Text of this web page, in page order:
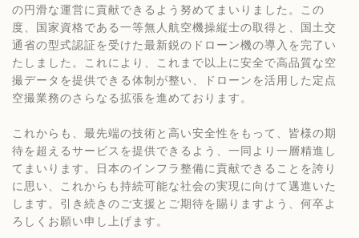
の円滑な運営に貢献できるよう努めてまいりました。この
度、国家資格である一等無人航空機操縦士の取得と、国土交
通省の型式認証を受けた最新鋭のドローン機の導入を完了い
たしました。これにより、これまで以上に安全で高品質な空
撮データを提供できる体制が整い、ドローンを活用した定点
空撮業務のさらなる拡張を進めております。
これからも、最先端の技術と高い安全性をもって、皆様の期
待を超えるサービスを提供できるよう、一同より一層精進し
てまいります。日本のインフラ整備に貢献できることを誇り
に思い、これからも持続可能な社会の実現に向けて邁進いた
します。引き続きのご支援とご期待を賜りますよう、何卒よ
ろしくお願い申し上げます。